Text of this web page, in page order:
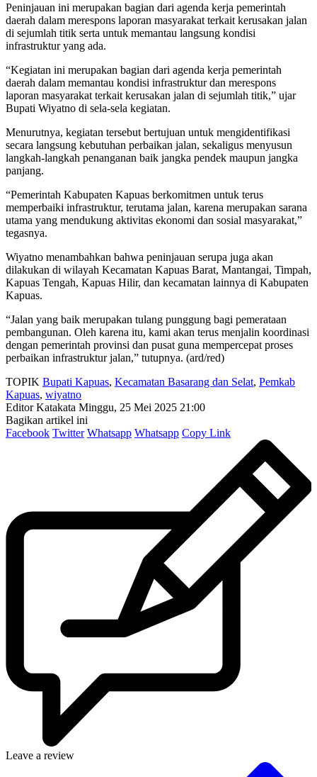
Peninjauan ini merupakan bagian dari agenda kerja pemerintah
daerah dalam merespons laporan masyarakat terkait kerusakan jalan
di sejumlah titik serta untuk memantau langsung kondisi
infrastruktur yang ada.
“Kegiatan ini merupakan bagian dari agenda kerja pemerintah
daerah dalam memantau kondisi infrastruktur dan merespons
laporan masyarakat terkait kerusakan jalan di sejumlah titik,” ujar
Bupati Wiyatno di sela-sela kegiatan.
Menurutnya, kegiatan tersebut bertujuan untuk mengidentifikasi
secara langsung kebutuhan perbaikan jalan, sekaligus menyusun
langkah-langkah penanganan baik jangka pendek maupun jangka
panjang.
“Pemerintah Kabupaten Kapuas berkomitmen untuk terus
memperbaiki infrastruktur, terutama jalan, karena merupakan sarana
utama yang mendukung aktivitas ekonomi dan sosial masyarakat,”
tegasnya.
Wiyatno menambahkan bahwa peninjauan serupa juga akan
dilakukan di wilayah Kecamatan Kapuas Barat, Mantangai, Timpah,
Kapuas Tengah, Kapuas Hilir, dan kecamatan lainnya di Kabupaten
Kapuas.
“Jalan yang baik merupakan tulang punggung bagi pemerataan
pembangunan. Oleh karena itu, kami akan terus menjalin koordinasi
dengan pemerintah provinsi dan pusat guna mempercepat proses
perbaikan infrastruktur jalan,” tutupnya. (ard/red)
TOPIK Bupati Kapuas, Kecamatan Basarang dan Selat, Pemkab
Kapuas, wiyatno
Editor Katakata Minggu, 25 Mei 2025 21:00
Bagikan artikel ini
Facebook Twitter Whatsapp Whatsapp Copy Link
Leave a review